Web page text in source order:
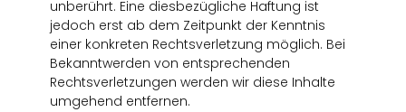
unberührt. Eine diesbezügliche Haftung ist
jedoch erst ab dem Zeitpunkt der Kenntnis
einer konkreten Rechtsverletzung möglich. Bei
Bekanntwerden von entsprechenden
Rechtsverletzungen werden wir diese Inhalte
umgehend entfernen.